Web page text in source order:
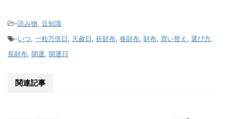
-読み物, 豆知識
-いつ, 一粒万倍日, 天赦日, 折財布, 春財布, 財布, 買い替え , 選び方,
長財布, 開運, 開運日
関連記事